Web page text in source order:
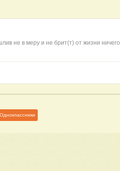
не в меру и не брит(т) от жизни ничего
Одноклассники